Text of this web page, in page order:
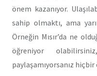
önem kazanıyor.
sahip olmaktı, ama
Örneğin Mısır’da ne
öğreniyor
paylaşamıyorsanız